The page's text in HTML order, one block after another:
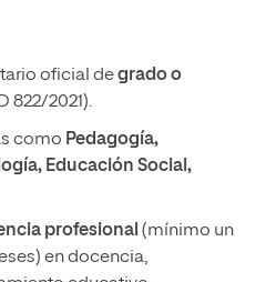
oficial degrado o
822/2021).
como Pedagogía,
Educación Social,
profesional (mínimo un
en docencia,